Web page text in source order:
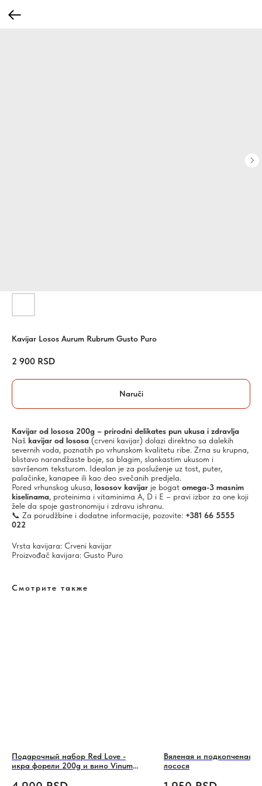
Kavijar Losos Aurum Rubrum Gusto Puro
2 900 RSD
Naruči
Kavijar od lososa 200g – prirodni delikates pun ukusa i zdravlja
Naš kavijar od lososa (crveni kavijar) dolazi direktno sa dalekih
severnih voda, poznatih po vrhunskom kvalitetu ribe. Zrna su krupna,
blistavo narandžaste boje, sa blagim, slankastim ukusom i
savršenom teksturom. Idealan je za posluženje uz tost, puter,
palačinke, kanapee ili kao deo svečanih predjela.
Pored vrhunskog ukusa, lososov kavijar je bogat omega-3 masnim
kiselinama, proteinima i vitaminima A, D i E – pravi izbor za one koji
žele da spoje gastronomiju i zdravu ishranu.
📞 Za porudžbine i dodatne informacije, pozovite: +381 66 5555
022
Vrsta kavijara: Crveni kavijar
Proizvođač kavijara: Gusto Puro
Смотрите также
Подарочный набор Red Love -
икра форели 200g и вино Vinum
Вяленая и подкопченая
лосося